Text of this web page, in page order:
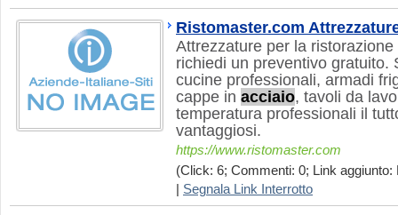
Ristomaster.com
Attrezzature per la
richiedi un preventivo gratuito.
cucine professionali, armadi
cappe in acciaio, tavoli da
temperatura professionali il
vantaggiosi.
https://www.ristomaster.com
(Click: 6; Commenti: 0; Link aggiunto:
Segnala Link Interrotto